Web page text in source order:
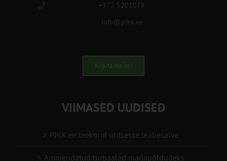
+372 5201078
info@pikk.ee
Kirjuta meile!
VIIMASED UUDISED
PIKK.ee teekond ühtsesse teabesalve
Ammendatud turbaalad marjapõldudeks